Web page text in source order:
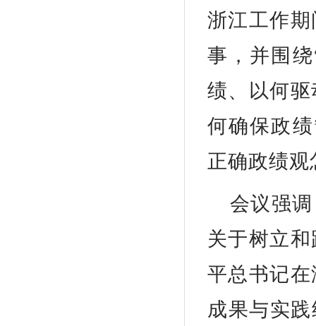
浙江工作
事，并围
绩、以何
何确保政
正确政绩
会议强
关于树立
平总书记
成果与实